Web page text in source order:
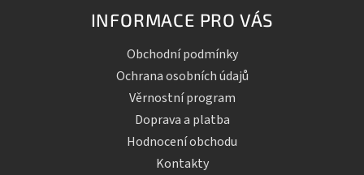
INFORMACE PRO VÁS
Obchodní podmínky
Ochrana osobních údajů
Věrnostní program
Doprava a platba
Hodnocení obchodu
Kontakty